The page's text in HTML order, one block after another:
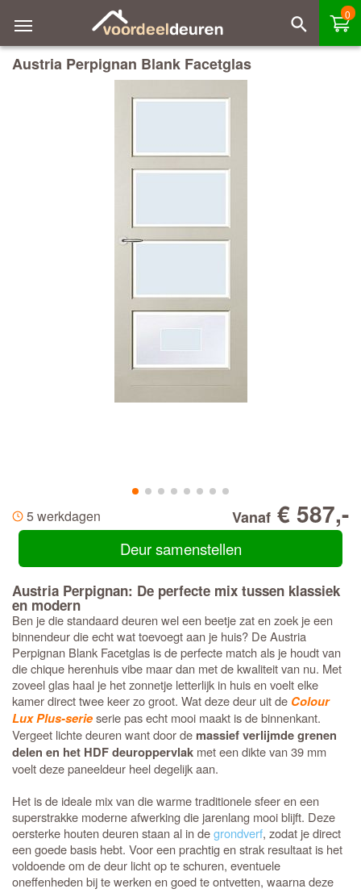
0
Austria Perpignan Blank Facetglas
5 werkdagen Vanaf € 587,-
Deur samenstellen
Austria Perpignan: De perfecte mix tussen klassiek
en modern
Ben je die standaard deuren wel een beetje zat en zoek je een
binnendeur die echt wat toevoegt aan je huis? De Austria
Perpignan Blank Facetglas is de perfecte match als je houdt van
die chique herenhuis vibe maar dan met de kwaliteit van nu. Met
zoveel glas haal je het zonnetje letterlijk in huis en voelt elke
kamer direct twee keer zo groot. Wat deze deur uit de Colour
Lux Plus-serieserie pas echt mooi maakt is de binnenkant.
Vergeet lichte deuren want door de massief verlijmde grenen
delen en het HDF deuroppervlak met een dikte van 39 mm
voelt deze paneeldeur heel degelijk aan.
Het is de ideale mix van die warme traditionele sfeer en een
superstrakke moderne afwerking die jarenlang mooi blijft. Deze
oersterke houten deuren staan al in degrondverf, zodat je direct
een goede basis hebt. Voor een prachtig en strak resultaat is het
voldoende om de deur licht op te schuren, eventuele
oneffenheden bij te werken en goed te ontvetten, waarna deze